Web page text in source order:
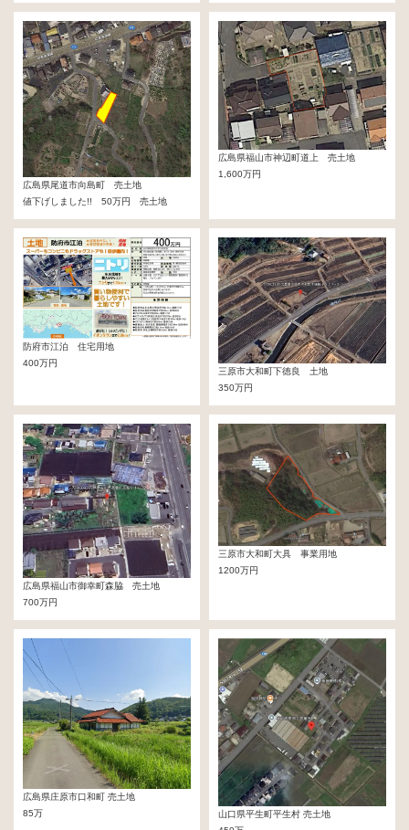
広島県尾道市向島町 売土地
値下げしました!! 50万円 売土地
広島県福山市神辺町道上 売土地
1,600万円
防府市江泊 住宅用地
400万円
三原市大和町下徳良 土地
350万円
広島県福山市御幸町森脇 売土地
700万円
三原市大和町大具 事業用地
1200万円
広島県庄原市口和町 売土地
85万
山口県平生町平生村 売土地